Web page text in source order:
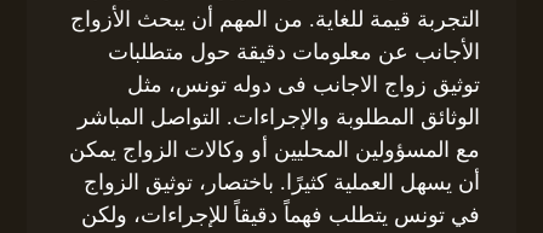
التجربة قيمة للغاية. من المهم أن يبحث الأزواج
الأجانب عن معلومات دقيقة حول متطلبات
توثيق زواج الاجانب فى دوله تونس، مثل
الوثائق المطلوبة والإجراءات. التواصل المباشر
مع المسؤولين المحليين أو وكالات الزواج يمكن
أن يسهل العملية كثيرًا. باختصار، توثيق الزواج
في تونس يتطلب فهماً دقيقاً للإجراءات، ولكن